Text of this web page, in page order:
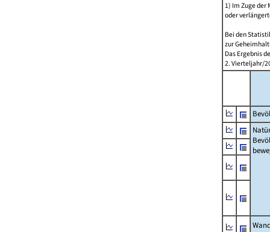
1) Im Zuge
oder
Bei den
zur
Das Ergebnis
2. Vierteljahr/